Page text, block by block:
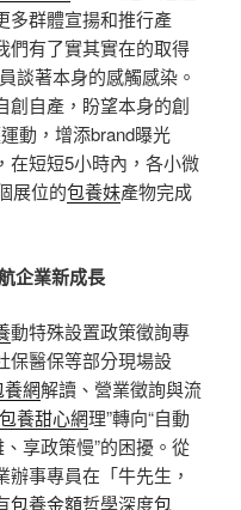
多群體宣揚和推行產
們有了實其實在的取得
談著本身的感觸感染。
創自產，盼望本身的創
動，增添brand曝光
在短短5小時內，各小微
展位的包養妹產物完成
企業新成長
動特殊設置政策徵詢專
保醫保等部分現場設
養網解讀、營業徵詢與流
包養甜心網理”轉向“自動
享政策慢”的困擾。從
事專員在「牛先生，
包養金額哲學深度包